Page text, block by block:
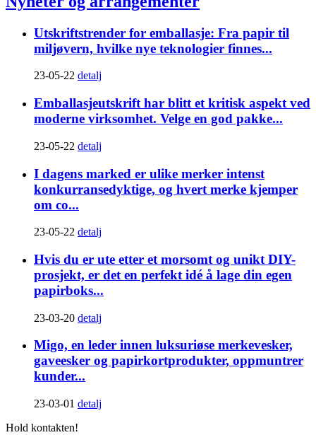
Utskriftstrender for emballasje: Fra papir til
miljøvern, hvilke nye teknologier finnes...
23-05-22 detalj
Emballasjeutskrift har blitt et kritisk aspekt ved
moderne virksomhet. Velge en god pakke...
23-05-22 detalj
I dagens marked er ulike merker intenst
konkurransedyktige, og hvert merke kjemper
om co...
23-05-22 detalj
Hvis du er ute etter et morsomt og unikt DIY-
prosjekt, er det en perfekt idé å lage din egen
papirboks...
23-03-20 detalj
Migo, en leder innen luksuriøse merkevesker,
gaveesker og papirkortprodukter, oppmuntrer
kunder...
23-03-01 detalj
Hold kontakten!